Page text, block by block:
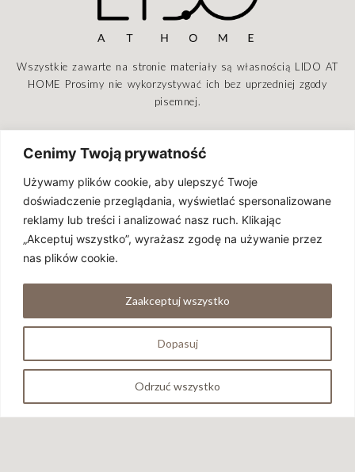
Cenimy Twoją prywatność
Używamy plików cookie, aby ulepszyć Twoje
doświadczenie przeglądania, wyświetlać spersonalizowane
reklamy lub treści i analizować nasz ruch. Klikając
„Akceptuj wszystko”, wyrażasz zgodę na używanie przez
nas plików cookie.
Dopasuj
Odrzuć wszystko
Zaakceptuj wszystko
Wszystkie zawarte na stronie materiały są własnością LIDO AT
HOME Prosimy nie wykorzystywać ich bez uprzedniej zgody
pisemnej.
GŁÓWNA
Materiały
Dlaczego Warto
FAQ
Yoga
Pilates
Stretch
Strength